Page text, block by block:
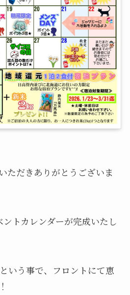
ただきありがとうございま
トカレンダーが完成いたし
いう事で、フロントにて恵